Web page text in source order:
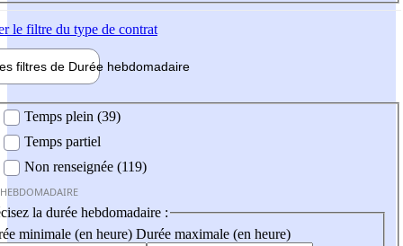
le filtre du type de contrat
filtres de Durée hebdomadaire
Temps plein (39)
Temps partiel
Non renseignée (119)
la durée hebdomadaire :
minimale (en heure) Durée maximale (en heure)